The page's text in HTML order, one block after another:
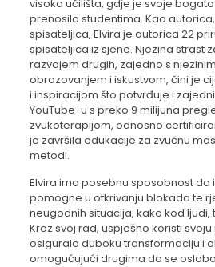
visoka učilišta, gdje je svoje
prenosila studentima. Kao
spisateljica, Elvira je autorica 22
spisateljica iz sjene. Njezina strast
razvojem drugih, zajedno s
obrazovanjem i iskustvom, čini je
i inspiracijom što potvrđuje i
YouTube-u s preko 9 milijuna
zvukoterapijom, odnosno
je završila edukacije za zvučnu
metodi.
Elvira ima posebnu sposobnost da
pomogne u otkrivanju blokada te
neugodnih situacija, kako kod ljudi,
Kroz svoj rad, uspješno koristi
osigurala duboku transformaciju i
omogućujući drugima da se